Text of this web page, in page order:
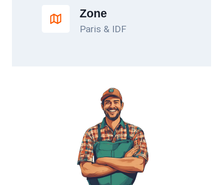
Zone
Paris & IDF